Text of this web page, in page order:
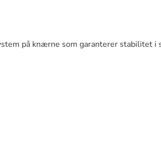
på knærne som garanterer stabilitet i